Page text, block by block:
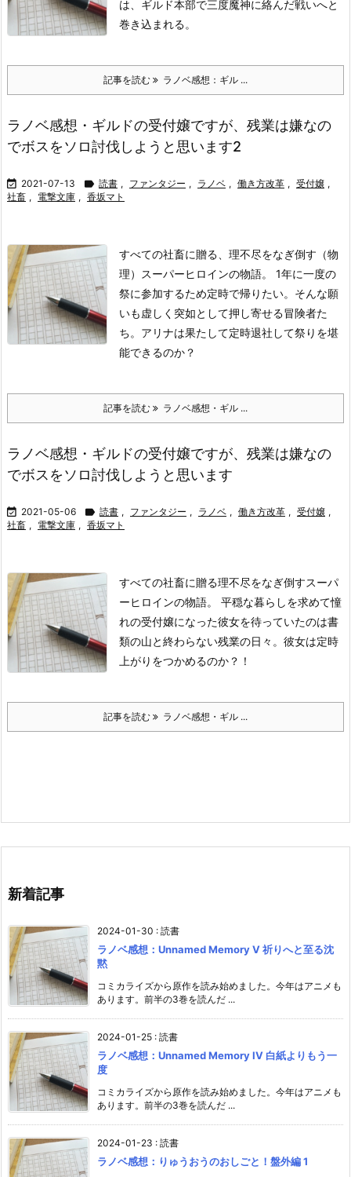
は、ギルド本部で三度魔神に絡んだ戦いへと
巻き込まれる。
記事を読む ラノベ感想：ギル ...
ラノベ感想・ギルドの受付嬢ですが、残業は嫌なの
でボスをソロ討伐しようと思います2
 2021-07-13  読書 , ファンタジー , ラノベ , 働き方改革 , 受付嬢 ,
社畜 , 電撃文庫 , 香坂マト
すべての社畜に贈る、理不尽をなぎ倒す（物
理）スーパーヒロインの物語。 1年に一度の
祭に参加するため定時で帰りたい。そんな願
いも虚しく突如として押し寄せる冒険者た
ち。アリナは果たして定時退社して祭りを堪
能できるのか？
記事を読む ラノベ感想・ギル ...
ラノベ感想・ギルドの受付嬢ですが、残業は嫌なの
でボスをソロ討伐しようと思います
 2021-05-06  読書 , ファンタジー , ラノベ , 働き方改革 , 受付嬢 ,
社畜 , 電撃文庫 , 香坂マト
すべての社畜に贈る理不尽をなぎ倒すスーパ
ーヒロインの物語。 平穏な暮らしを求めて憧
れの受付嬢になった彼女を待っていたのは書
類の山と終わらない残業の日々。彼女は定時
上がりをつかめるのか？！
記事を読む ラノベ感想・ギル ...
新着記事
2024-01-30 : 読書
ラノベ感想：Unnamed Memory V 祈りへと至る沈
黙
コミカライズから原作を読み始めました。今年はアニメも
あります。前半の3巻を読んだ ...
2024-01-25 : 読書
ラノベ感想：Unnamed Memory IV 白紙よりもう一
度
コミカライズから原作を読み始めました。今年はアニメも
あります。前半の3巻を読んだ ...
2024-01-23 : 読書
ラノベ感想：りゅうおうのおしごと！盤外編 1